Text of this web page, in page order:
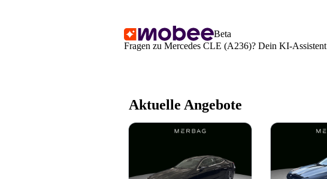
Beta
Fragen zu Mercedes CLE (A236)? Dein KI-
Aktuelle Angebote